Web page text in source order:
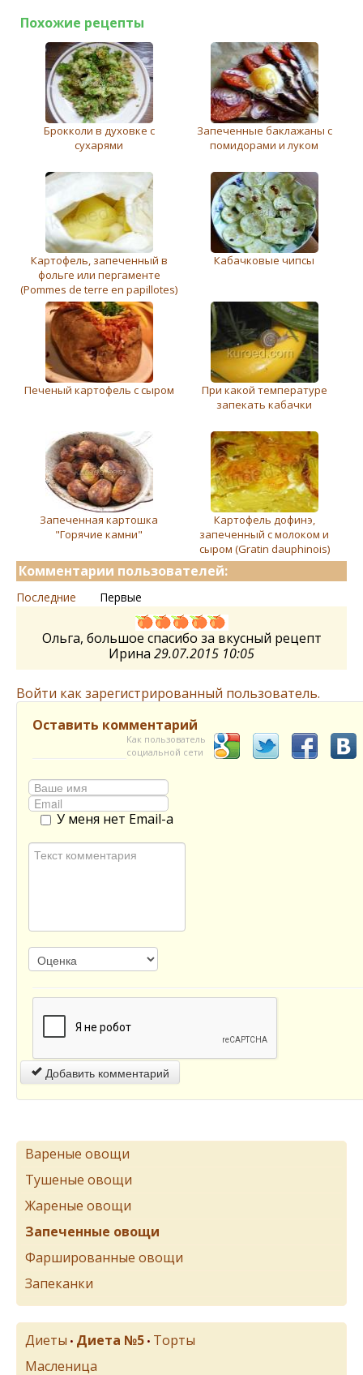
Похожие рецепты
Брокколи в духовке с
сухарями
Запеченные баклажаны с
помидорами и луком
Картофель, запеченный в
фольге или пергаменте
(Pommes de terre en papillotes)
Кабачковые чипсы
Печеный картофель с сыром
При какой температуре
запекать кабачки
Запеченная картошка
"Горячие камни"
Картофель дофинэ,
запеченный с молоком и
сыром (Gratin dauphinois)
Комментарии пользователей:
Последние Первые
Ольга, большое спасибо за вкусный рецепт
Ирина 29.07.2015 10:05
Войти как зарегистрированный пользователь.
Оставить комментарий
Как пользователь
социальной сети
У меня нет Email-а
Добавить комментарий
Вареные овощи
Тушеные овощи
Жареные овощи
Запеченные овощи
Фаршированные овощи
Запеканки
Диеты • Диета №5 • Торты
Масленица